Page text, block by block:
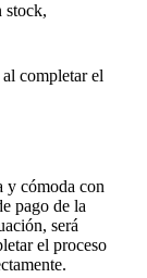
stock,
completar el
y cómoda con
pago de la
será
el proceso